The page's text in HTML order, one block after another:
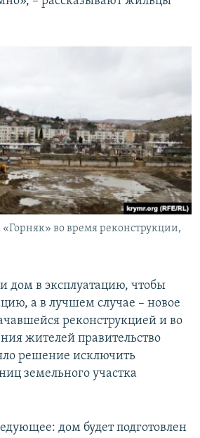
во время реконструкции,
дом в эксплуатацию, чтобы
а в лучшем случае – новое
реконструкцией и во
жителей правительство
решение исключить
земельного участка
дом будет подготовлен